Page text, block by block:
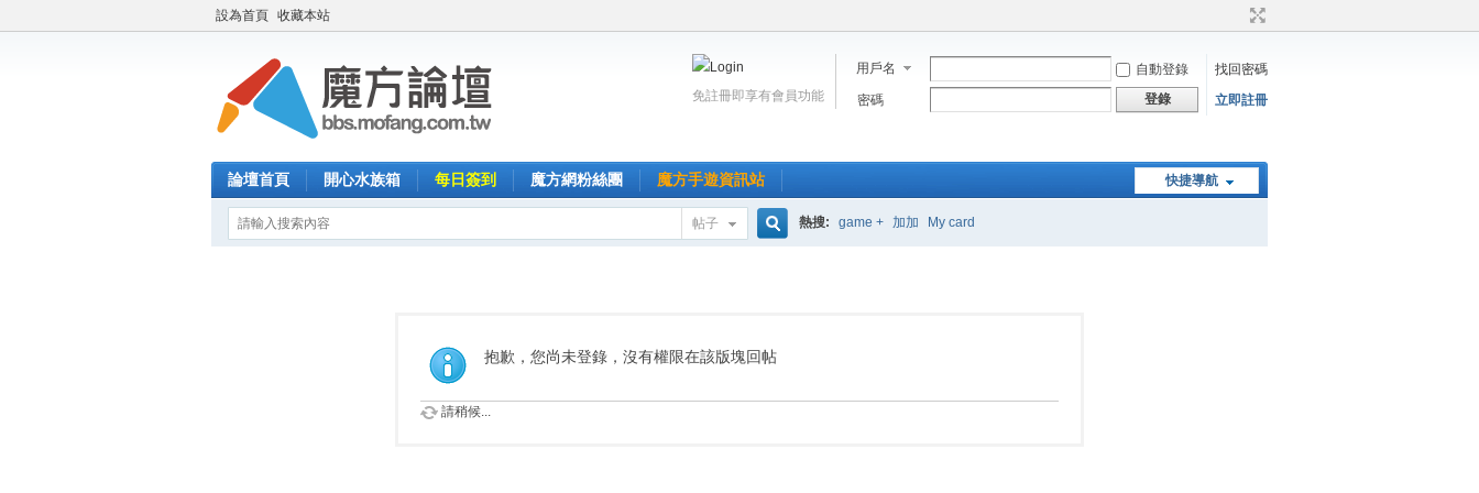
設為首頁 收藏本站
用戶名 自動登錄
找回密碼
密碼
登錄 立即註冊
免註冊即享有會員功能
快捷導航
論壇首頁 開心水族箱 每日簽到 魔方網粉絲團 魔方手遊資訊站
帖子
索
熱搜: game + 加加 My card
抱歉，您尚未登錄，沒有權限在該版塊回帖
請稍候...